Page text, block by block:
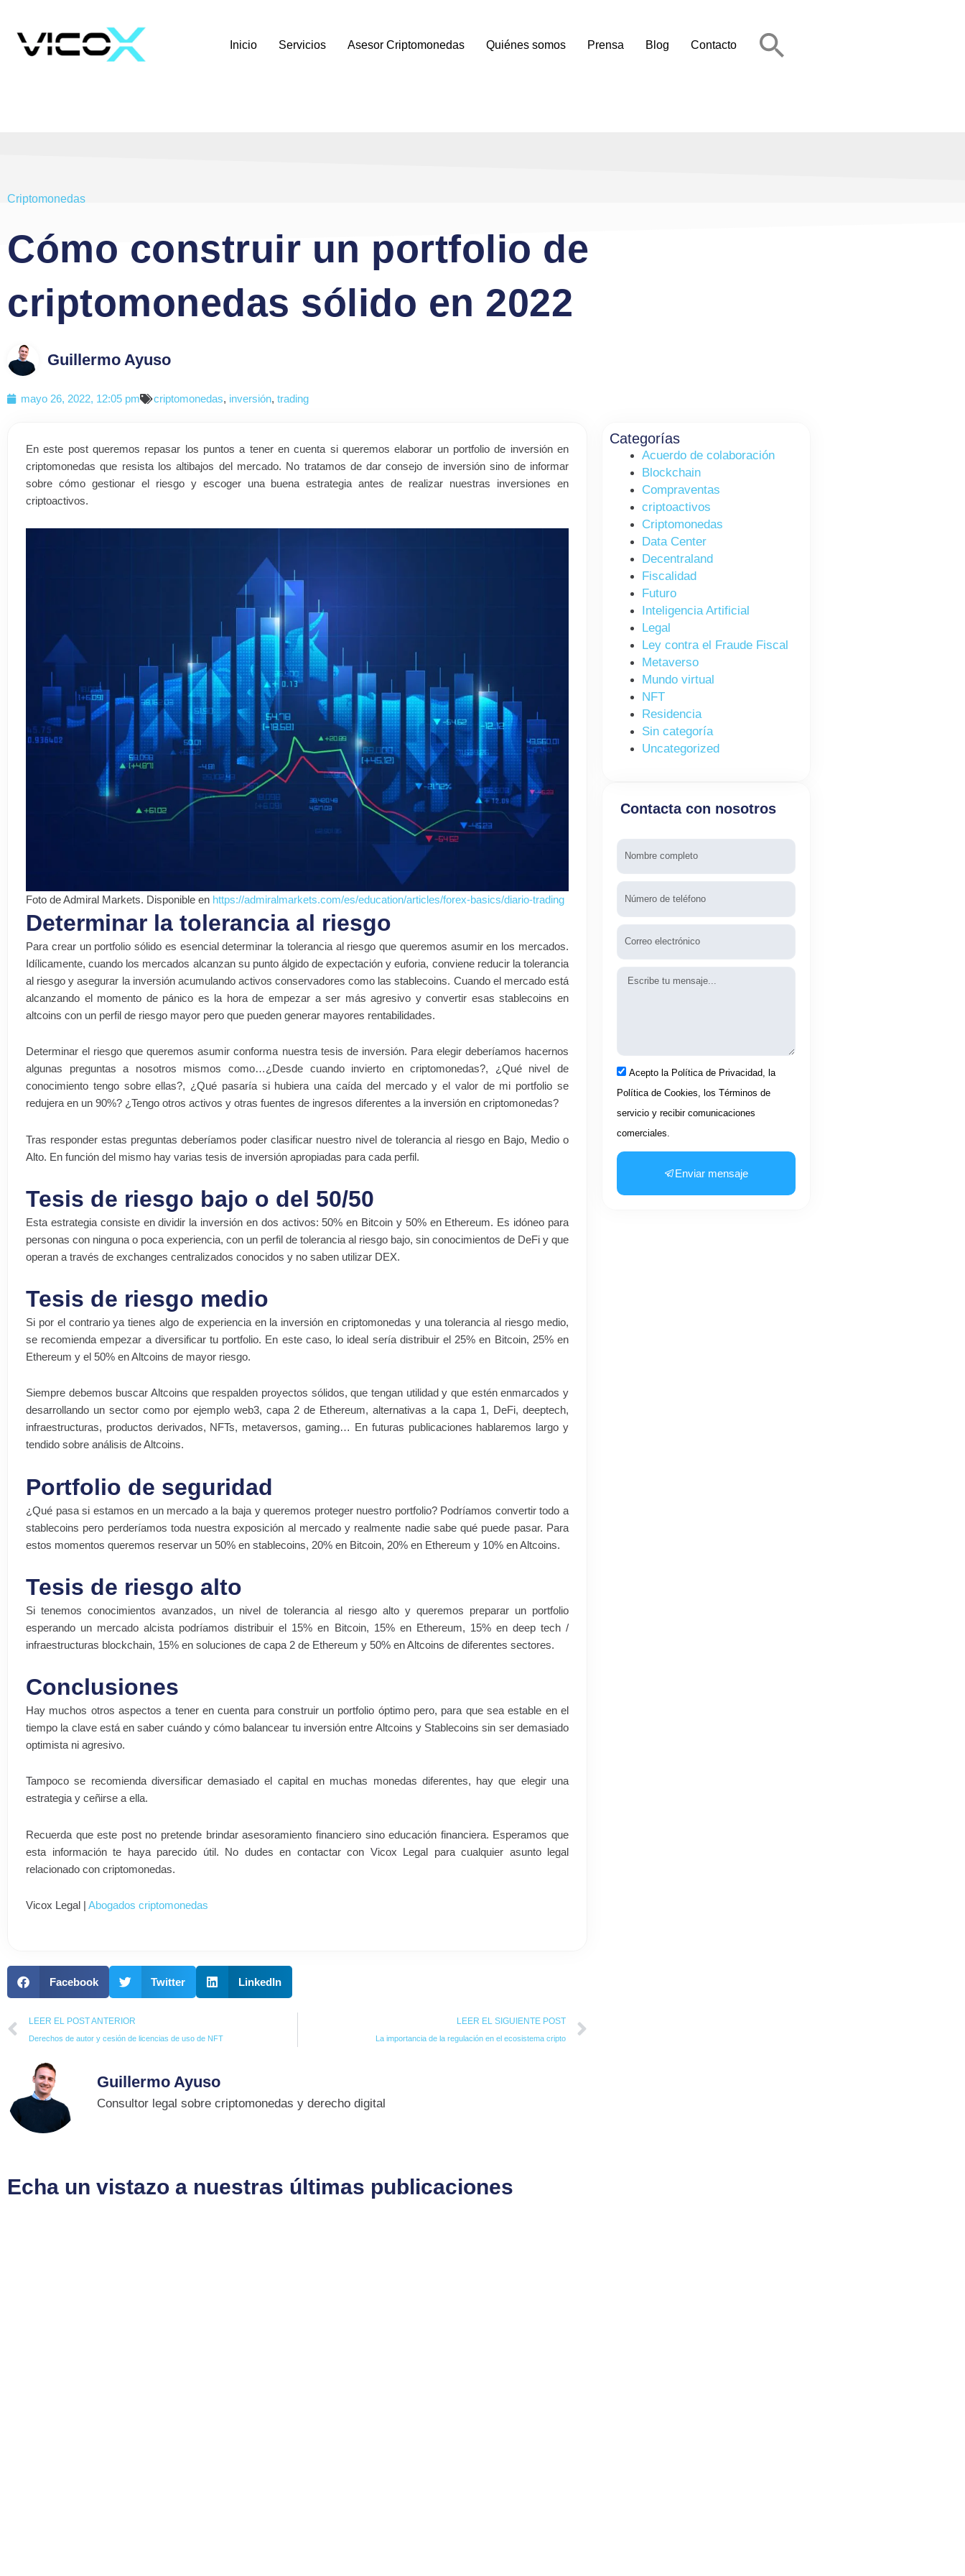
Inicio Servicios Asesor Criptomonedas Quiénes somos Prensa Blog Contacto
Criptomonedas
Cómo construir un portfolio de
criptomonedas sólido en 2022
Guillermo Ayuso
mayo 26, 2022, 12:05 pm criptomonedas, inversión, trading
En este post queremos repasar los puntos a tener en cuenta si queremos elaborar un portfolio de inversión en
criptomonedas que resista los altibajos del mercado. No tratamos de dar consejo de inversión sino de informar
sobre cómo gestionar el riesgo y escoger una buena estrategia antes de realizar nuestras inversiones en
criptoactivos.
Foto de Admiral Markets. Disponible en https://admiralmarkets.com/es/education/articles/forex-basics/diario-trading
Determinar la tolerancia al riesgo
Para crear un portfolio sólido es esencial determinar la tolerancia al riesgo que queremos asumir en los mercados.
Idílicamente, cuando los mercados alcanzan su punto álgido de expectación y euforia, conviene reducir la tolerancia
al riesgo y asegurar la inversión acumulando activos conservadores como las stablecoins. Cuando el mercado está
alcanzando el momento de pánico es la hora de empezar a ser más agresivo y convertir esas stablecoins en
altcoins con un perfil de riesgo mayor pero que pueden generar mayores rentabilidades.
Determinar el riesgo que queremos asumir conforma nuestra tesis de inversión. Para elegir deberíamos hacernos
algunas preguntas a nosotros mismos como…¿Desde cuando invierto en criptomonedas?, ¿Qué nivel de
conocimiento tengo sobre ellas?, ¿Qué pasaría si hubiera una caída del mercado y el valor de mi portfolio se
redujera en un 90%? ¿Tengo otros activos y otras fuentes de ingresos diferentes a la inversión en criptomonedas?
Tras responder estas preguntas deberíamos poder clasificar nuestro nivel de tolerancia al riesgo en Bajo, Medio o
Alto. En función del mismo hay varias tesis de inversión apropiadas para cada perfil.
Tesis de riesgo bajo o del 50/50
Esta estrategia consiste en dividir la inversión en dos activos: 50% en Bitcoin y 50% en Ethereum. Es idóneo para
personas con ninguna o poca experiencia, con un perfil de tolerancia al riesgo bajo, sin conocimientos de DeFi y que
operan a través de exchanges centralizados conocidos y no saben utilizar DEX.
Tesis de riesgo medio
Si por el contrario ya tienes algo de experiencia en la inversión en criptomonedas y una tolerancia al riesgo medio,
se recomienda empezar a diversificar tu portfolio. En este caso, lo ideal sería distribuir el 25% en Bitcoin, 25% en
Ethereum y el 50% en Altcoins de mayor riesgo.
Siempre debemos buscar Altcoins que respalden proyectos sólidos, que tengan utilidad y que estén enmarcados y
desarrollando un sector como por ejemplo web3, capa 2 de Ethereum, alternativas a la capa 1, DeFi, deeptech,
infraestructuras, productos derivados, NFTs, metaversos, gaming… En futuras publicaciones hablaremos largo y
tendido sobre análisis de Altcoins.
Portfolio de seguridad
¿Qué pasa si estamos en un mercado a la baja y queremos proteger nuestro portfolio? Podríamos convertir todo a
stablecoins pero perderíamos toda nuestra exposición al mercado y realmente nadie sabe qué puede pasar. Para
estos momentos queremos reservar un 50% en stablecoins, 20% en Bitcoin, 20% en Ethereum y 10% en Altcoins.
Tesis de riesgo alto
Si tenemos conocimientos avanzados, un nivel de tolerancia al riesgo alto y queremos preparar un portfolio
esperando un mercado alcista podríamos distribuir el 15% en Bitcoin, 15% en Ethereum, 15% en deep tech /
infraestructuras blockchain, 15% en soluciones de capa 2 de Ethereum y 50% en Altcoins de diferentes sectores.
Conclusiones
Hay muchos otros aspectos a tener en cuenta para construir un portfolio óptimo pero, para que sea estable en el
tiempo la clave está en saber cuándo y cómo balancear tu inversión entre Altcoins y Stablecoins sin ser demasiado
optimista ni agresivo.
Tampoco se recomienda diversificar demasiado el capital en muchas monedas diferentes, hay que elegir una
estrategia y ceñirse a ella.
Recuerda que este post no pretende brindar asesoramiento financiero sino educación financiera. Esperamos que
esta información te haya parecido útil. No dudes en contactar con Vicox Legal para cualquier asunto legal
relacionado con criptomonedas.
Vicox Legal | Abogados criptomonedas
Facebook Twitter LinkedIn
Prev
LEER EL POST ANTERIOR
Derechos de autor y cesión de licencias de uso de NFT
LEER EL SIGUIENTE POST
La importancia de la regulación en el ecosistema cripto
Guillermo Ayuso
Consultor legal sobre criptomonedas y derecho digital
Categorías
Acuerdo de colaboración
Blockchain
Compraventas
criptoactivos
Criptomonedas
Data Center
Decentraland
Fiscalidad
Futuro
Inteligencia Artificial
Legal
Ley contra el Fraude Fiscal
Metaverso
Mundo virtual
NFT
Residencia
Sin categoría
Uncategorized
Contacta con nosotros
Mensaje
Aceptación
Acepto la Política de Privacidad, la
Política de Cookies, los Términos de
servicio y recibir comunicaciones
comerciales.
Enviar mensaje
Echa un vistazo a nuestras últimas publicaciones